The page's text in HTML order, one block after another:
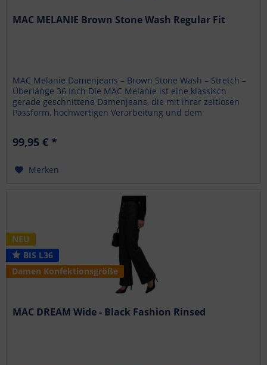
MAC MELANIE Brown Stone Wash Regular Fit
MAC Melanie Damenjeans – Brown Stone Wash – Stretch –
Überlänge 36 Inch Die MAC Melanie ist eine klassisch
gerade geschnittene Damenjeans, die mit ihrer zeitlosen
Passform, hochwertigen Verarbeitung und dem
99,95 € *
Merken
NEU
BIS L36
Damen Konfektionsgröße
MAC DREAM Wide - Black Fashion Rinsed